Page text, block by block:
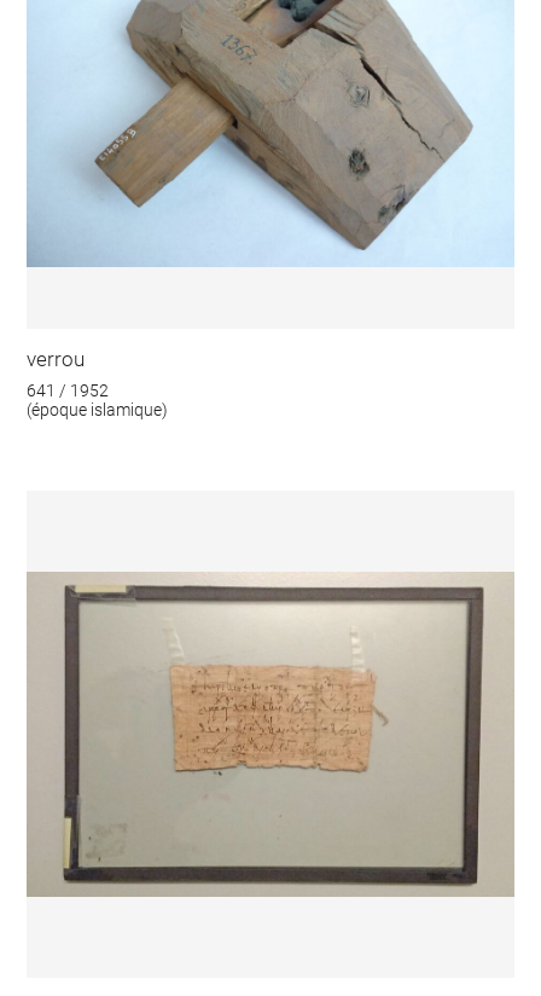
verrou
641 / 1952
(époque islamique)